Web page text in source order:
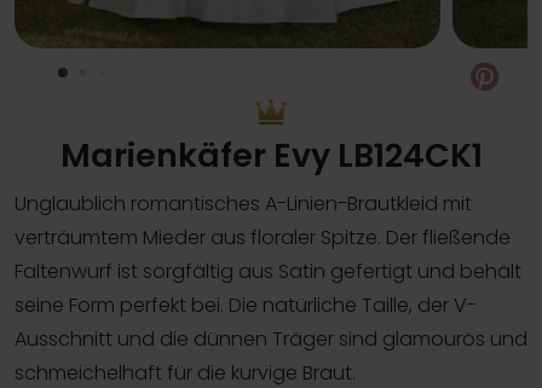
Marienkäfer Evy LB124CK1
Unglaublich romantisches A-Linien-Brautkleid mit
verträumtem Mieder aus floraler Spitze. Der fließende
Faltenwurf ist sorgfältig aus Satin gefertigt und behält
seine Form perfekt bei. Die natürliche Taille, der V-
Ausschnitt und die dünnen Träger sind glamourös und
schmeichelhaft für die kurvige Braut.